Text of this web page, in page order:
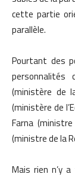
cette partie
parallèle.
Pourtant des
personnalités
(ministère de
(ministère de
Farna
(ministre de la
Mais rien n’y